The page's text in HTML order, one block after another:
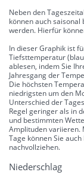
Neben den
können auch
werden. Hierfür
In dieser Graphik ist
Tiefsttemperatur
ablesen, indem Sie
Jahresgang der
Die höchsten
niedrigsten um den
Unterschied der
Regel geringer als in
und bestimmten
Amplituden variieren.
Tage können Sie
nachvollziehen.
Niederschlag